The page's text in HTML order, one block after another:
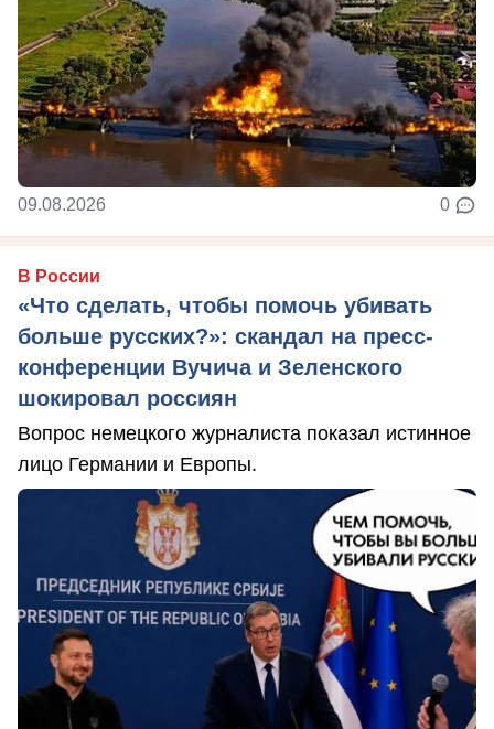
09.08.2026 0
В России
«Что сделать, чтобы помочь убивать
больше русских?»: скандал на пресс-
конференции Вучича и Зеленского
шокировал россиян
Вопрос немецкого журналиста показал истинное
лицо Германии и Европы.